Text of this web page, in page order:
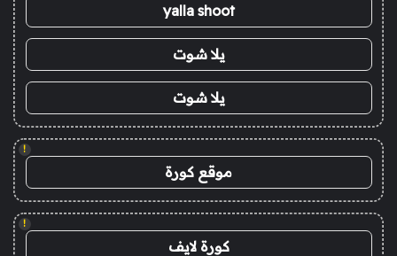
yalla shoot
يلا شوت
يلا شوت
!
موقع كورة
!
كورة لايف